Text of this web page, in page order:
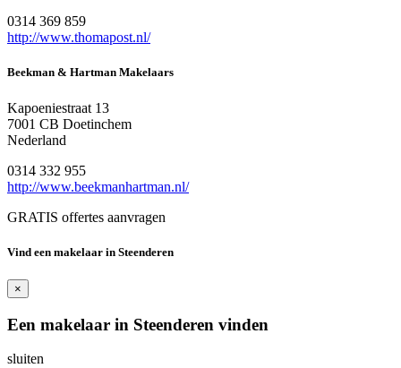
0314 369 859
http://www.thomapost.nl/
Beekman & Hartman Makelaars
Kapoeniestraat 13
7001 CB Doetinchem
Nederland
0314 332 955
http://www.beekmanhartman.nl/
GRATIS offertes aanvragen
Vind een makelaar in Steenderen
×
Een makelaar in Steenderen vinden
sluiten